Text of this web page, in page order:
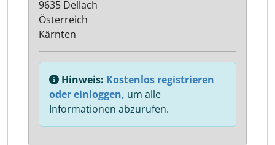
9635 Dellach
Österreich
Kärnten
Hinweis: Kostenlos registrieren
oder einloggen, um alle
Informationen abzurufen.